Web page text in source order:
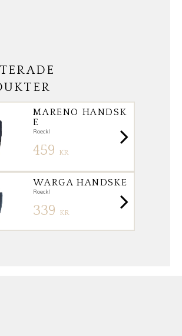
MARENO HANDSK
E
Roeckl
459 KR
WARGA HANDSKE
Roeckl
339 KR